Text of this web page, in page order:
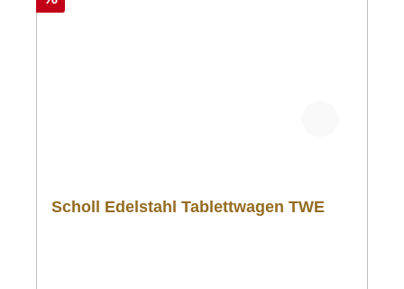
Scholl Edelstahl Tablettwagen TWE